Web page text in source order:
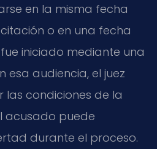
en la misma fecha
o en una fecha
iniciado mediante una
esa audiencia, el juez
condiciones de la
acusado puede
durante el proceso.